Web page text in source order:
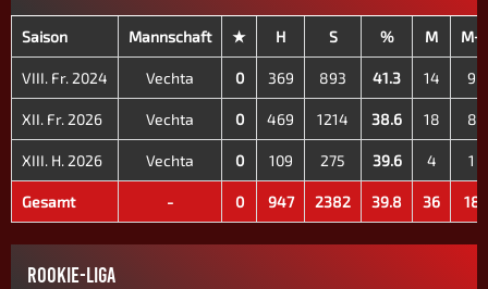
Saison Mannschaft ★ H S % M M+
VIII. Fr. 2024 Vechta 0 369 893 41.3 14 9
XII. Fr. 2026 Vechta 0 469 1214 38.6 18 8
XIII. H. 2026 Vechta 0 109 275 39.6 4 1
Gesamt - 0 947 2382 39.8 36 18
ROOKIE-LIGA